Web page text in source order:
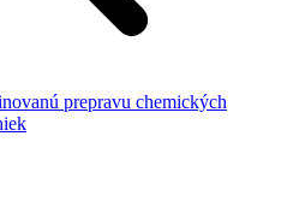
prepravu chemických